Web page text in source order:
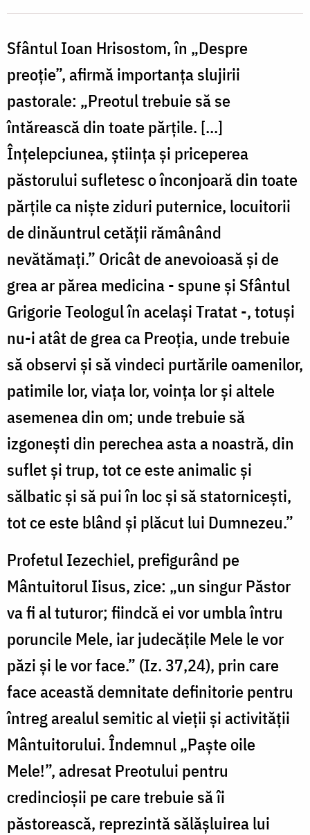
Sfântul Ioan Hrisostom, în „Despre
preoţie”, afirmă importanța slujirii
pastorale: „Preotul trebuie să se
întărească din toate părţile. [...]
Înţelepciunea, ştiinţa şi priceperea
păstorului sufletesc o înconjoară din toate
părţile ca nişte ziduri puternice, locuitorii
de dinăuntrul cetăţii rămânând
nevătămaţi.” Oricât de anevoioasă şi de
grea ar părea medicina - spune și Sfântul
Grigorie Teologul în același Tratat -, totuşi
nu-i atât de grea ca Preoţia, unde trebuie
să observi şi să vindeci purtările oamenilor,
patimile lor, viaţa lor, voinţa lor şi altele
asemenea din om; unde trebuie să
izgoneşti din perechea asta a noastră, din
suflet şi trup, tot ce este animalic şi
sălbatic şi să pui în loc şi să statorniceşti,
tot ce este blând şi plăcut lui Dumnezeu.”
Profetul Iezechiel, prefigurând pe
Mântuitorul Iisus, zice: „un singur Păstor
va fi al tuturor; fiindcă ei vor umbla întru
poruncile Mele, iar judecăţile Mele le vor
păzi şi le vor face.” (Iz. 37,24), prin care
face această demnitate definitorie pentru
întreg arealul semitic al vieții și activității
Mântuitorului. Îndemnul „Paște oile
Mele!”, adresat Preotului pentru
credincioşii pe care trebuie să îi
păstorească, reprezintă sălăşluirea lui